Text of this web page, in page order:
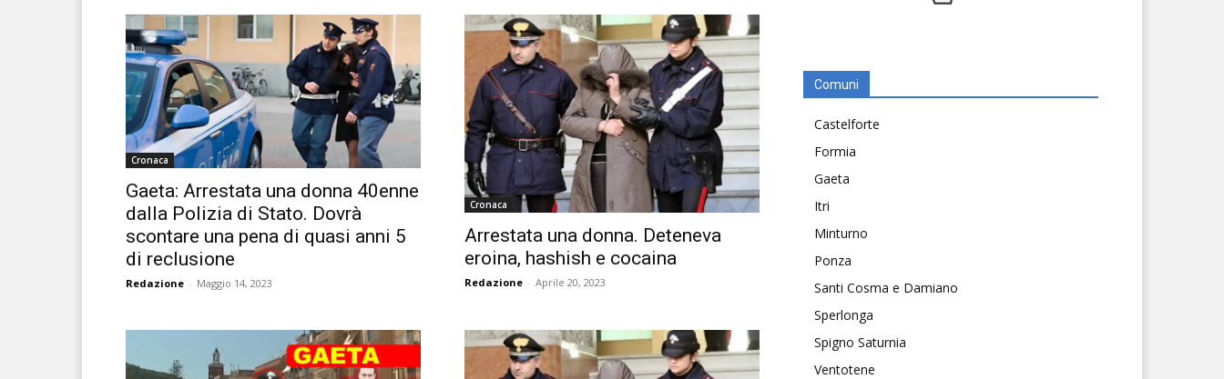
Cronaca
Gaeta: Arrestata una donna 40enne
dalla Polizia di Stato. Dovrà
scontare una pena di quasi anni 5
di reclusione
Redazione - Maggio 14, 2023
Cronaca
Arrestata una donna. Deteneva
eroina, hashish e cocaina
Redazione - Aprile 20, 2023
Comuni
Castelforte
Formia
Gaeta
Itri
Minturno
Ponza
Santi Cosma e Damiano
Sperlonga
Spigno Saturnia
Ventotene